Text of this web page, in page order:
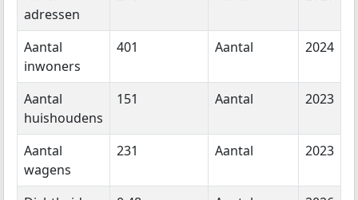
adressen
Aantal
inwoners
401 Aantal 2024
Aantal
huishoudens
151 Aantal 2023
Aantal
wagens
231 Aantal 2023